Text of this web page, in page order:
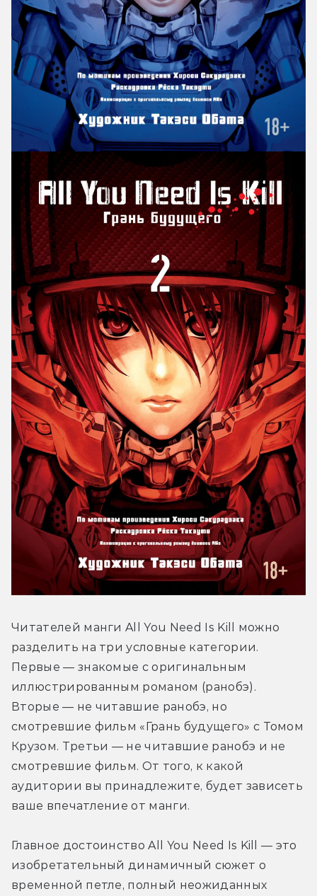
Читателей манги All You Need Is Kill можно
разделить на три условные категории.
Первые — знакомые с оригинальным
иллюстрированным романом (ранобэ).
Вторые — не читавшие ранобэ, но
смотревшие фильм «Грань будущего» с Томом
Крузом. Третьи — не читавшие ранобэ и не
смотревшие фильм. От того, к какой
аудитории вы принадлежите, будет зависеть
ваше впечатление от манги.
Главное достоинство All You Need Is Kill — это
изобретательный динамичный сюжет о
временной петле, полный неожиданных